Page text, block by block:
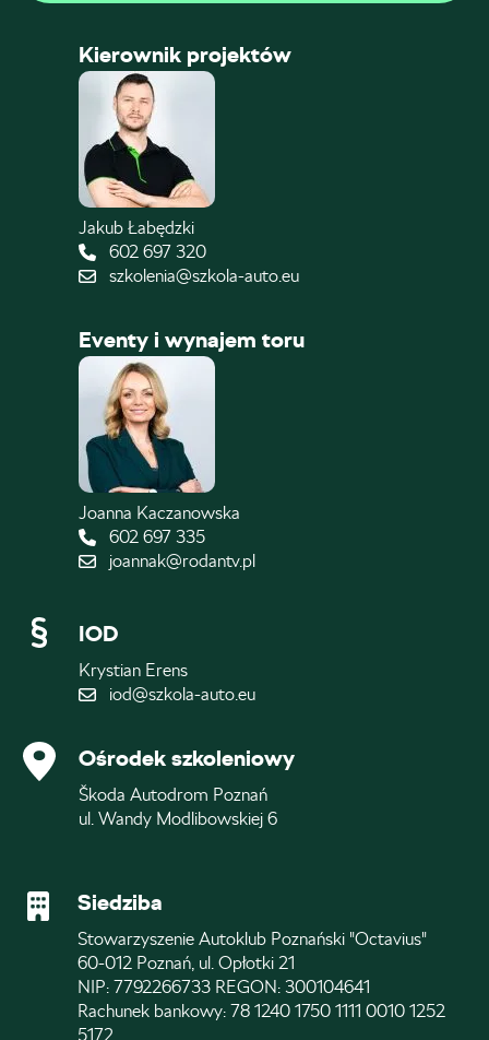
Kierownik projektów
Jakub Łabędzki
602 697 320
szkolenia@szkola-auto.eu
Eventy i wynajem toru
Joanna Kaczanowska
602 697 335
joannak@rodantv.pl
IOD
Krystian Erens
iod@szkola-auto.eu
Ośrodek szkoleniowy
Škoda Autodrom Poznań
ul. Wandy Modlibowskiej 6
Siedziba
Stowarzyszenie Autoklub Poznański "Octavius"
60-012 Poznań, ul. Opłotki 21
NIP: 7792266733 REGON: 300104641
Rachunek bankowy: 78 1240 1750 1111 0010 1252
5172